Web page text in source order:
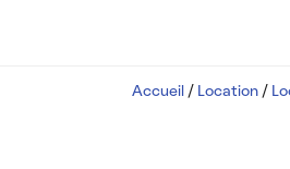
Accueil / Location/